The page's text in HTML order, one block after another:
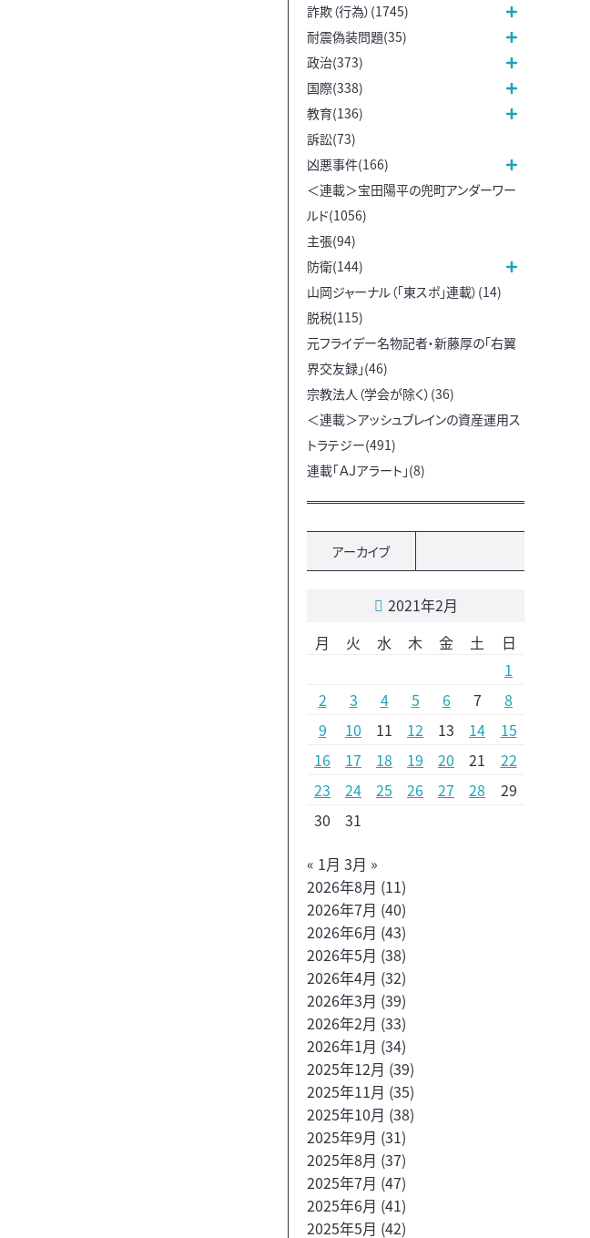
詐欺（行為）(1745)
耐震偽装問題(35)
政治(373)
国際(338)
教育(136)
訴訟(73)
凶悪事件(166)
＜連載＞宝田陽平の兜町アンダーワー
ルド(1056)
主張(94)
防衛(144)
山岡ジャーナル（「東スポ」連載）(14)
脱税(115)
元フライデー名物記者・新藤厚の「右翼
界交友録」(46)
宗教法人（学会が除く）(36)
＜連載＞アッシュブレインの資産運用ス
トラテジー(491)
連載「ＡＪアラート」(8)
アーカイブ
2021年2月
月
火 水 木 金 土
日
1
2
3 4 5 6 7
8
9
10 11 12 13 14
15
16
17 18 19 20 21
22
23
24 25 26 27 28
29
30
31
« 1月 3月 »
2026年8月 (11)
2026年7月 (40)
2026年6月 (43)
2026年5月 (38)
2026年4月 (32)
2026年3月 (39)
2026年2月 (33)
2026年1月 (34)
2025年12月 (39)
2025年11月 (35)
2025年10月 (38)
2025年9月 (31)
2025年8月 (37)
2025年7月 (47)
2025年6月 (41)
2025年5月 (42)